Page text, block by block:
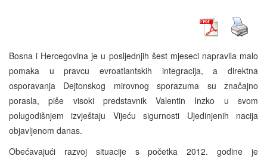
Bosna i Hercegovina je u posljednjih šest mjeseci napravila malo
pomaka u pravcu evroatlantskih integracija, a direktna
osporavanja Dejtonskog mirovnog sporazuma su značajno
porasla, piše visoki predstavnik Valentin Inzko u svom
polugodišnjem izvještaju Vijeću sigurnosti Ujedinjenih nacija
objavljenom danas.
Obećavajući razvoj situacije s početka 2012. godine je